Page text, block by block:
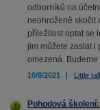
odborníků na
neohroženě skočit
příležitost optat se
jim můžete zaslat i
omezená.
10/8/2021 Little
Pohodová